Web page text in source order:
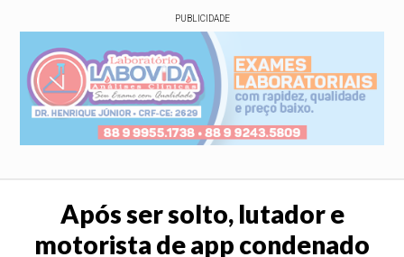
PUBLICIDADE
Após ser solto, lutador e
motorista de app condenado